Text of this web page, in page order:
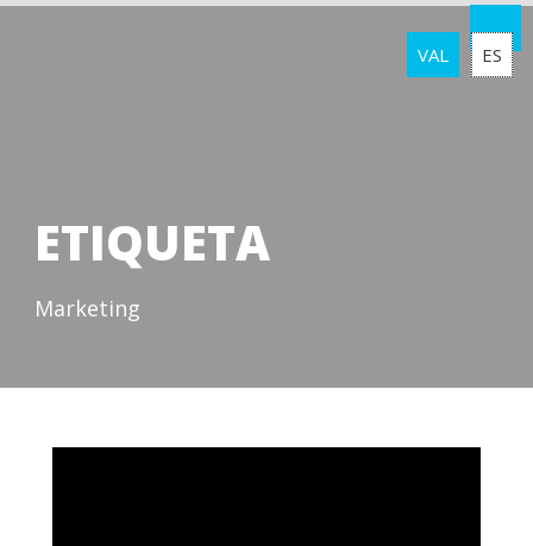
VAL ES
ETIQUETA
Marketing